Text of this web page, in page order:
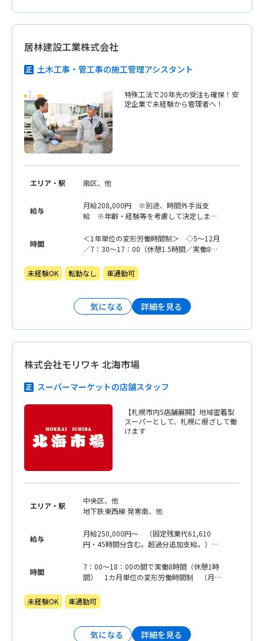
居林建設工業株式会社
土木工事・管工事の施工管理アシスタント
特殊工法で20年先の受注も確保！安
定企業で未経験から管理者へ！
エリア・駅 南区、他
給与
月給208,000円 ※別途、時間外手当支
給 ※年齢・経験等を考慮して決定しま
時間
＜1年単位の変形労働時間制＞ ◇5〜12月
／7：30〜17：00（休憩1.5時間／実働8時
時間／実働7.5時間）
未経験OK 転勤なし 車通勤可
気になる 詳細を見る
株式会社モリワキ 北海市場
スーパーマーケットの店舗スタッフ
【札幌市内5店舗展開】地域密着型
スーパーとして、札幌に根ざして働
けます
エリア・駅
中央区、他
地下鉄東西線 発寒南、他
給与
月給250,000円〜 （固定残業代61,610
円・45時間分含む。超過分追加支給。）
時間
7：00〜18：00の間で実働8時間（休憩1時
間） 1カ月単位の変形労働時間制 （月平
未経験OK
車通勤可
気になる 詳細を見る